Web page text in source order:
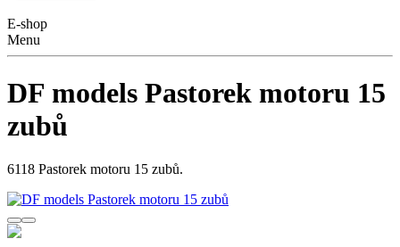
E-shop
Menu
DF models Pastorek motoru 15
zubů
6118 Pastorek motoru 15 zubů.